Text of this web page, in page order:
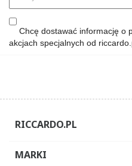
Chcę dostawać informację o
akcjach specjalnych od
RICCARDO.PL
MARKI